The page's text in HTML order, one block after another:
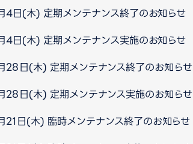
4日(木) 定期メンテナンス終了のお知らせ
4日(木) 定期メンテナンス実施のお知らせ
28日(木) 定期メンテナンス終了のお知らせ
28日(木) 定期メンテナンス実施のお知らせ
21日(木) 臨時メンテナンス終了のお知らせ